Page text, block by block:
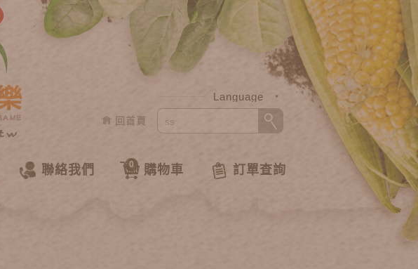
聯絡我們 購物車
0 訂單查詢
回首頁
Language